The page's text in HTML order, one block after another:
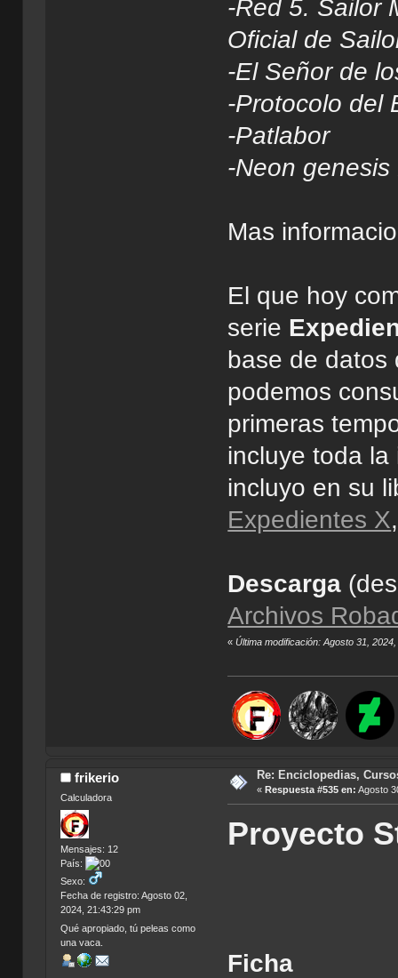
-Red 5. Sailor
Oficial de
-El Señor de
-Protocolo del
-Patlabor
-Neon
Mas
El que hoy
serie
base de datos
podemos
primeras
incluye toda
incluyo en su
Expedientes X
Descarga
Archivos
«Última modificación: Agosto 31,
frikerio
Calculadora
Mensajes: 12
País:
Sexo:
Fecha de registro: Agosto 02,
2024, 21:43:29 pm
Qué apropiado, tú peleas como
una vaca.
Re: Enciclopedias,
« Respuesta #535 en: Agosto
Proyecto
Ficha